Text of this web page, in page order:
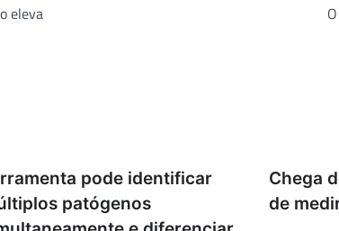
eleva
pode identificar
patógenos
Chega
de